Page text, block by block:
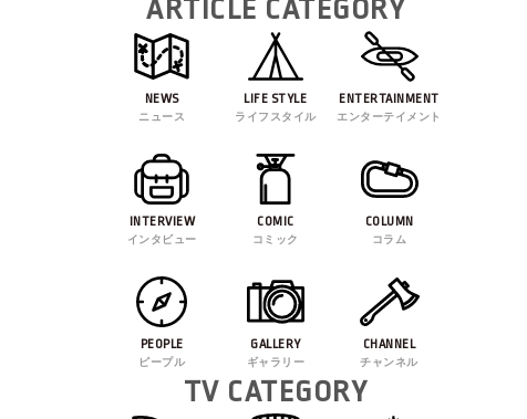
ARTICLE CATEGORY
NEWS
ニュース
LIFE STYLE
ライフスタイル
ENTERTAINMENT
エンターテイメント
INTERVIEW
インタビュー
COMIC
コミック
COLUMN
コラム
PEOPLE
ピープル
GALLERY
ギャラリー
CHANNEL
チャンネル
TV CATEGORY